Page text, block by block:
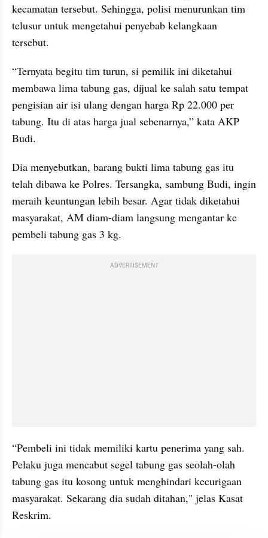
kecamatan tersebut. Sehingga, polisi menurunkan tim
telusur untuk mengetahui penyebab kelangkaan
tersebut.
“Ternyata begitu tim turun, si pemilik ini diketahui
membawa lima tabung gas, dijual ke salah satu tempat
pengisian air isi ulang dengan harga Rp 22.000 per
tabung. Itu di atas harga jual sebenarnya,” kata AKP
Budi.
Dia menyebutkan, barang bukti lima tabung gas itu
telah dibawa ke Polres. Tersangka, sambung Budi, ingin
meraih keuntungan lebih besar. Agar tidak diketahui
masyarakat, AM diam-diam langsung mengantar ke
pembeli tabung gas 3 kg.
ADVERTISEMENT
“Pembeli ini tidak memiliki kartu penerima yang sah.
Pelaku juga mencabut segel tabung gas seolah-olah
tabung gas itu kosong untuk menghindari kecurigaan
masyarakat. Sekarang dia sudah ditahan," jelas Kasat
Reskrim.